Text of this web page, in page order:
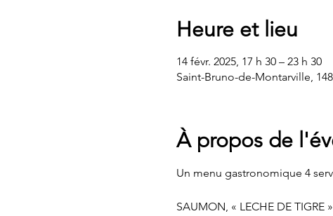
Heure et lieu
14 févr. 2025, 17 h 30 – 23 h 30
Saint-Bruno-de-Montarville,
À propos de
Un menu gastronomique 4
SAUMON, « LECHE DE TIGRE